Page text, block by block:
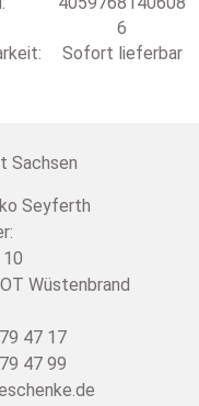
6
Sofort lieferbar
Seyferth
Wüstenbrand
47 17
47 99